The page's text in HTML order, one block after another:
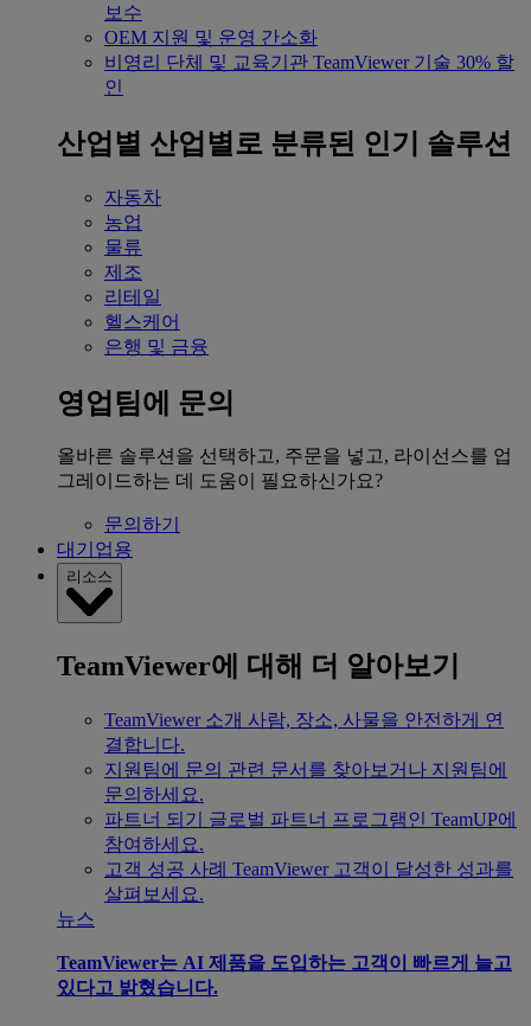
보수
OEM 지원 및 운영 간소화
비영리 단체 및 교육기관 TeamViewer 기술 30% 할
인
산업별 산업별로 분류된 인기 솔루션
자동차
농업
물류
제조
리테일
헬스케어
은행 및 금융
영업팀에 문의
올바른 솔루션을 선택하고, 주문을 넣고, 라이선스를 업
그레이드하는 데 도움이 필요하신가요?
문의하기
대기업용
리소스
TeamViewer에 대해 더 알아보기
TeamViewer 소개 사람, 장소, 사물을 안전하게 연
결합니다.
지원팀에 문의 관련 문서를 찾아보거나 지원팀에
문의하세요.
파트너 되기
글로벌 파트너 프로그램인 TeamUP에
참여하세요.
고객 성공 사례 TeamViewer 고객이 달성한 성과를
살펴보세요.
뉴스
TeamViewer는 AI 제품을 도입하는 고객이 빠르게 늘고
있다고 밝혔습니다.